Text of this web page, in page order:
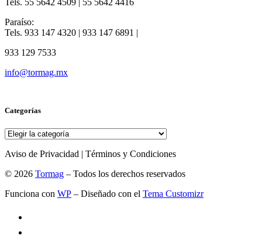
Paraíso:
Tels. 933 147 4320 | 933 147 6891 |
933 129 7533
info@tormag.mx
Categorías
Categorías
Aviso de Privacidad | Términos y Condiciones
© 2026 Tormag – Todos los derechos reservados
Funciona con WP – Diseñado con el Tema Customizr